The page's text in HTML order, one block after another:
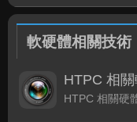
軟硬體相關技術